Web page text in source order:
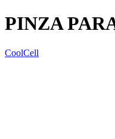
PINZA
CoolCell